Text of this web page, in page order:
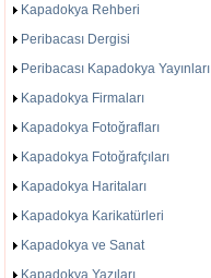
Kapadokya Rehberi
Peribacası Dergisi
Peribacası Kapadokya Yayınları
Kapadokya Firmaları
Kapadokya Fotoğrafları
Kapadokya Fotoğrafçıları
Kapadokya Haritaları
Kapadokya Karikatürleri
Kapadokya ve Sanat
Kapadokya Yazıları